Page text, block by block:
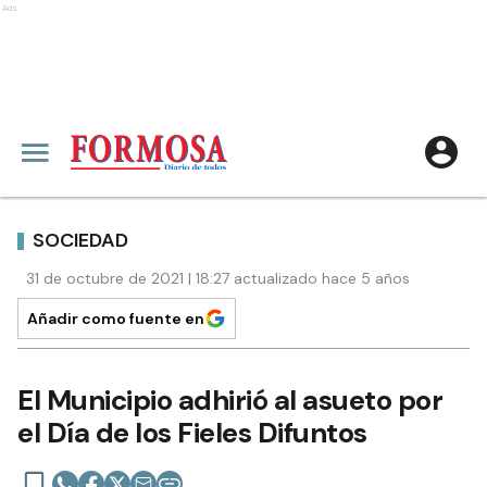
Ads
SOCIEDAD
31 de octubre de 2021 | 18:27 actualizado hace 5 años
Añadir como fuente en
El Municipio adhirió al asueto por
el Día de los Fieles Difuntos